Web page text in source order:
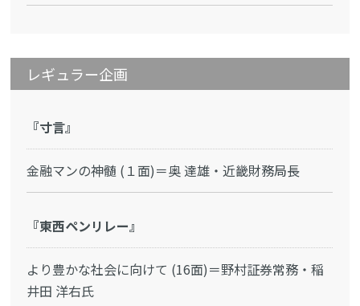
レギュラー企画
『寸言』
金融マンの神髄 (１面)＝奥 達雄・近畿財務局長
『東西ペンリレー』
より豊かな社会に向けて (16面)＝野村証券常務・稲
井田 洋右氏